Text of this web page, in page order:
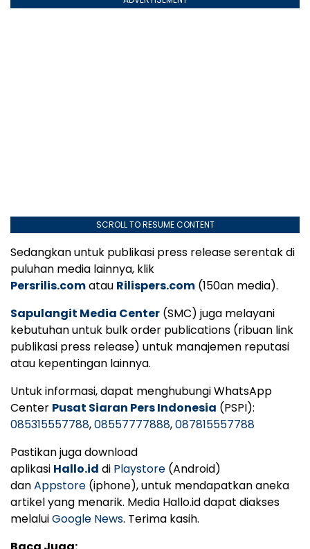
SCROLL TO RESUME CONTENT
Sedangkan untuk publikasi press release serentak di
puluhan media lainnya, klik
Persrilis.comatau Rilispers.com (150an media).
Sapulangit Media Center (SMC) juga melayani
kebutuhan untuk bulk order publications (ribuan link
publikasi press release) untuk manajemen reputasi
atau kepentingan lainnya.
Untuk informasi, dapat menghubungi WhatsApp
Center Pusat Siaran Pers Indonesia (PSPI):
085315557788,08557777888,087815557788
Pastikan juga download
aplikasi Hallo.id di Playstore (Android)
danAppstore (iphone), untuk mendapatkan aneka
artikel yang menarik. Media Hallo.id dapat diakses
melaluiGoogle News. Terima kasih.